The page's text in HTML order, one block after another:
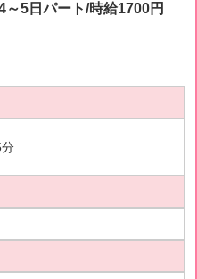
5日パート/時給1700円